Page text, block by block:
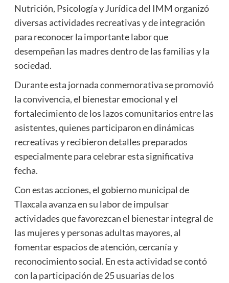
Nutrición, Psicología y Jurídica del IMM organizó
diversas actividades recreativas y de integración
para reconocer la importante labor que
desempeñan las madres dentro de las familias y la
sociedad.
Durante esta jornada conmemorativa se promovió
la convivencia, el bienestar emocional y el
fortalecimiento de los lazos comunitarios entre las
asistentes, quienes participaron en dinámicas
recreativas y recibieron detalles preparados
especialmente para celebrar esta significativa
fecha.
Con estas acciones, el gobierno municipal de
Tlaxcala avanza en su labor de impulsar
actividades que favorezcan el bienestar integral de
las mujeres y personas adultas mayores, al
fomentar espacios de atención, cercanía y
reconocimiento social. En esta actividad se contó
con la participación de 25 usuarias de los